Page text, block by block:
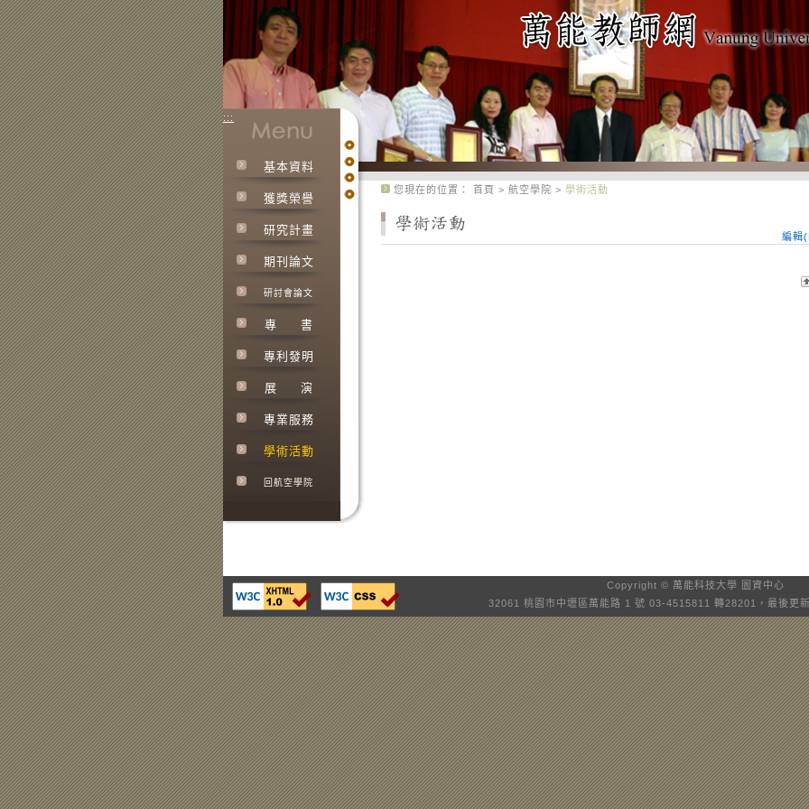
:::
基本資料
獲獎榮譽
研究計畫
期刊論文
研討會論文
專 書
專利發明
展 演
專業服務
學術活動
回航空學院
您現在的位置： 首頁 > 航空學院 > 學術活動
編輯
Copyright © 萬能科技大學 圖資中心
32061 桃園市中壢區萬能路 1 號 03-4515811 轉28201，最後更